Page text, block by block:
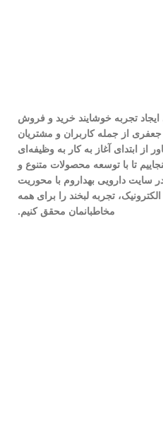
ایجاد تجربه خوشایند خرید و فروش
از جمله کاربران و مشتریان
از ابتدای آغاز به کار به وظیفه‌ای
تا با توسعه محصولات متنوع و
دارویی بهداروم با محوریت
تجربه لبخند را برای همه
مخاطبانمان محقق کنیم.